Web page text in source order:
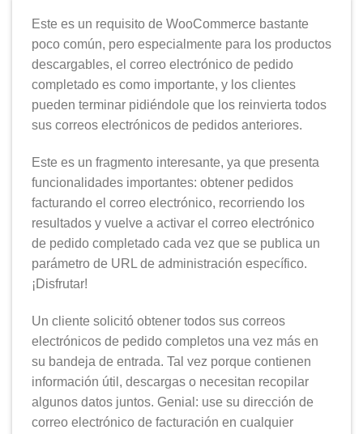
Este es un requisito de WooCommerce bastante
poco común, pero especialmente para los productos
descargables, el correo electrónico de pedido
completado es como importante, y los clientes
pueden terminar pidiéndole que los reinvierta todos
sus correos electrónicos de pedidos anteriores.
Este es un fragmento interesante, ya que presenta
funcionalidades importantes: obtener pedidos
facturando el correo electrónico, recorriendo los
resultados y vuelve a activar el correo electrónico
de pedido completado cada vez que se publica un
parámetro de URL de administración específico.
¡Disfrutar!
Un cliente solicitó obtener todos sus correos
electrónicos de pedido completos una vez más en
su bandeja de entrada. Tal vez porque contienen
información útil, descargas o necesitan recopilar
algunos datos juntos. Genial: use su dirección de
correo electrónico de facturación en cualquier